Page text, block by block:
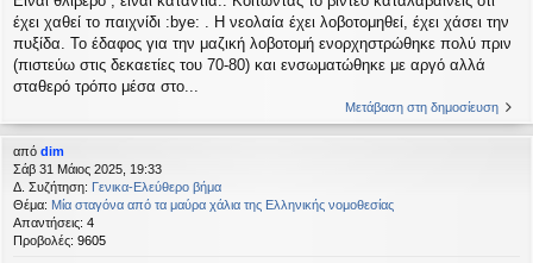
έχει χαθεί το παιχνίδι :bye: . Η νεολαία έχει λοβοτομηθεί, έχει χάσει την
πυξίδα. Το έδαφος για την μαζική λοβοτομή ενορχηστρώθηκε πολύ πριν
(πιστεύω στις δεκαετίες του 70-80) και ενσωματώθηκε με αργό αλλά
σταθερό τρόπο μέσα στο...
Μετάβαση στη δημοσίευση
από dim
Σάβ 31 Μάιος 2025, 19:33
Δ. Συζήτηση: Γενικα-Ελεύθερο βήμα
Θέμα: Μία σταγόνα από τα μαύρα χάλια της Ελληνικής νομοθεσίας
Απαντήσεις: 4
Προβολές: 9605